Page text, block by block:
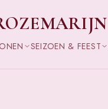
SEIZOEN & FEEST